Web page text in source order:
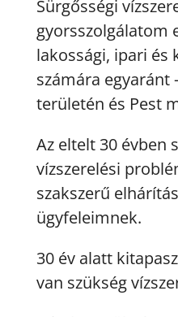
Sürgősségi
gyorsszolgálatom
lakossági, ipari és
számára egyaránt
területén és Pest
Az eltelt 30 évben
vízszerelési
szakszerű
ügyfeleimnek.
30 év alatt
van szükség